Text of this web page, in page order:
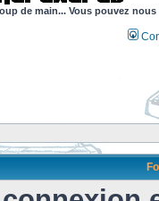
de main... Vous pouvez